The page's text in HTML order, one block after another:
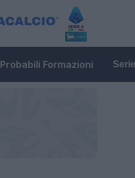
Probabili Formazioni